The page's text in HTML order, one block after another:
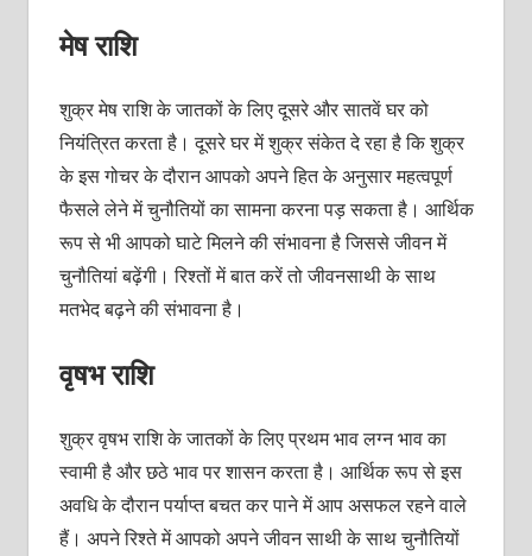
मेष राशि
शुक्र मेष राशि के जातकों के लिए दूसरे और सातवें घर को
नियंत्रित करता है। दूसरे घर में शुक्र संकेत दे रहा है कि शुक्र
के इस गोचर के दौरान आपको अपने हित के अनुसार महत्वपूर्ण
फैसले लेने में चुनौतियों का सामना करना पड़ सकता है। आर्थिक
रूप से भी आपको घाटे मिलने की संभावना है जिससे जीवन में
चुनौतियां बढ़ेंगी। रिश्तों में बात करें तो जीवनसाथी के साथ
मतभेद बढ़ने की संभावना है।
वृषभ राशि
शुक्र वृषभ राशि के जातकों के लिए प्रथम भाव लग्न भाव का
स्वामी है और छठे भाव पर शासन करता है। आर्थिक रूप से इस
अवधि के दौरान पर्याप्त बचत कर पाने में आप असफल रहने वाले
हैं। अपने रिश्ते में आपको अपने जीवन साथी के साथ चुनौतियों